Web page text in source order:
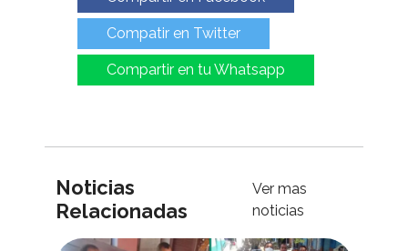
Compatir en Twitter
Compartir en tu Whatsapp
Noticias
Relacionadas
Ver mas
noticias